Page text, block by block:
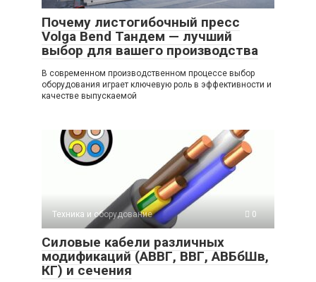
Почему листогибочный пресс
Volga Bend Тандем — лучший
выбор для вашего производства
В современном производственном процессе выбор
оборудования играет ключевую роль в эффективности и
качестве выпускаемой
Техника и оборудование 0
Силовые кабели различных
модификаций (АВВГ, ВВГ, АВБбШв,
КГ) и сечения